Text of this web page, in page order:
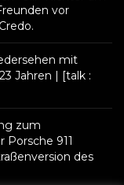
vor
mit
Jahren | [talk :
zum
Porsche 911
des